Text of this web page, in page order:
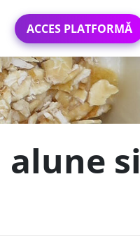
ACCES PLATFORMĂ
si